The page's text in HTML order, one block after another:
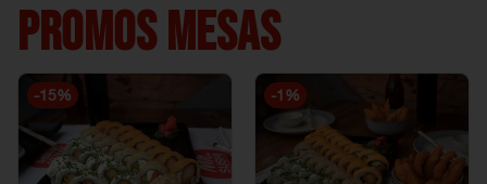
PROMOS MESAS
-15% -1 %